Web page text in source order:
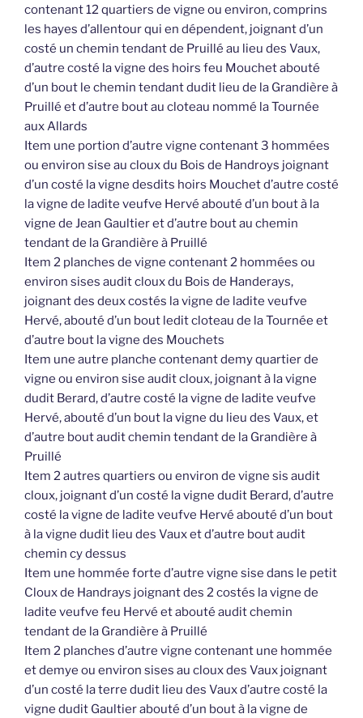
contenant 12 quartiers de vigne ou environ, comprins
les hayes d’allentour qui en dépendent, joignant d’un
costé un chemin tendant de Pruillé au lieu des Vaux,
d’autre costé la vigne des hoirs feu Mouchet abouté
d’un bout le chemin tendant dudit lieu de la Grandière à
Pruillé et d’autre bout au cloteau nommé la Tournée
aux Allards
Item une portion d’autre vigne contenant 3 hommées
ou environ sise au cloux du Bois de Handroys joignant
d’un costé la vigne desdits hoirs Mouchet d’autre costé
la vigne de ladite veufve Hervé abouté d’un bout à la
vigne de Jean Gaultier et d’autre bout au chemin
tendant de la Grandière à Pruillé
Item 2 planches de vigne contenant 2 hommées ou
environ sises audit cloux du Bois de Handerays,
joignant des deux costés la vigne de ladite veufve
Hervé, abouté d’un bout ledit cloteau de la Tournée et
d’autre bout la vigne des Mouchets
Item une autre planche contenant demy quartier de
vigne ou environ sise audit cloux, joignant à la vigne
dudit Berard, d’autre costé la vigne de ladite veufve
Hervé, abouté d’un bout la vigne du lieu des Vaux, et
d’autre bout audit chemin tendant de la Grandière à
Pruillé
Item 2 autres quartiers ou environ de vigne sis audit
cloux, joignant d’un costé la vigne dudit Berard, d’autre
costé la vigne de ladite veufve Hervé abouté d’un bout
à la vigne dudit lieu des Vaux et d’autre bout audit
chemin cy dessus
Item une hommée forte d’autre vigne sise dans le petit
Cloux de Handrays joignant des 2 costés la vigne de
ladite veufve feu Hervé et abouté audit chemin
tendant de la Grandière à Pruillé
Item 2 planches d’autre vigne contenant une hommée
et demye ou environ sises au cloux des Vaux joignant
d’un costé la terre dudit lieu des Vaux d’autre costé la
vigne dudit Gaultier abouté d’un bout à la vigne de